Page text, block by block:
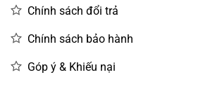
Chính sách đổi trả
Chính sách bảo hành
Góp ý & Khiếu nại